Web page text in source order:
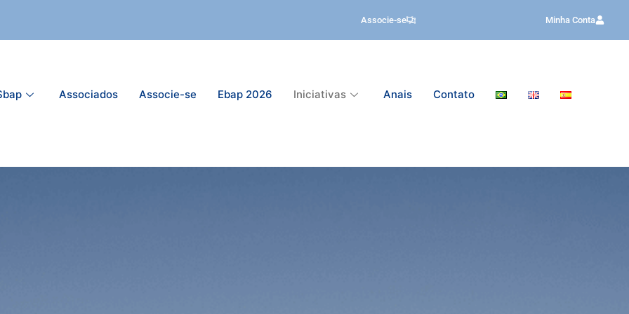
Associe-se Minha Conta
Associados Associe-se Ebap 2026 Iniciativas Anais Contato